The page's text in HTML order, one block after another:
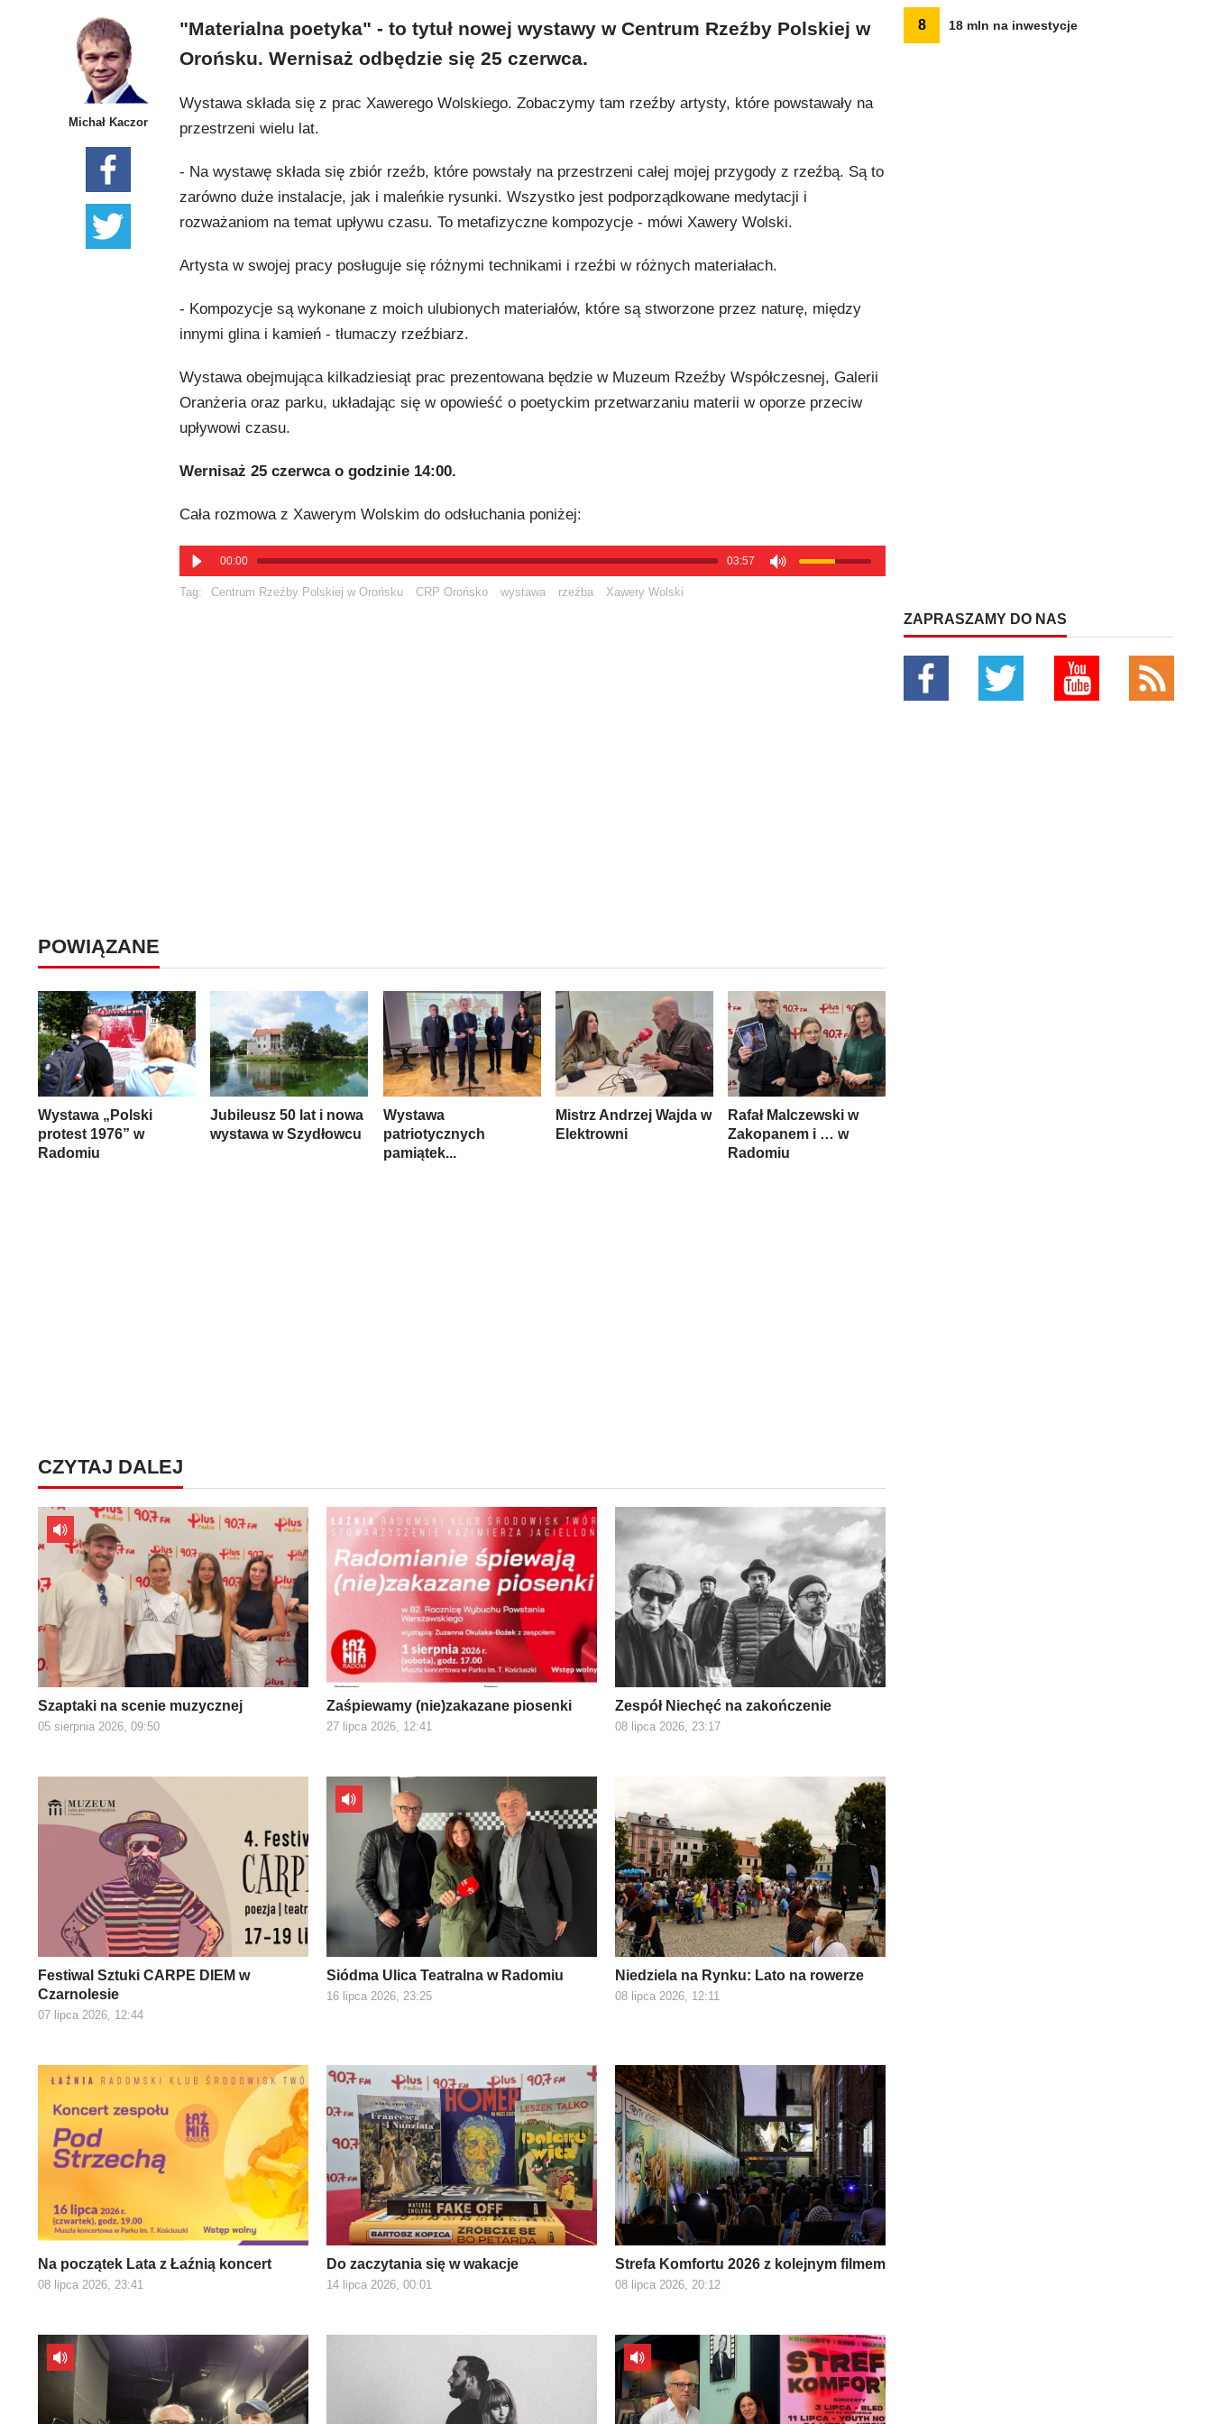
Michał Kaczor
"Materialna poetyka" - to tytuł nowej wystawy w Centrum Rzeźby Polskiej w
Orońsku. Wernisaż odbędzie się 25 czerwca.
Wystawa składa się z prac Xawerego Wolskiego. Zobaczymy tam rzeźby artysty, które powstawały na
przestrzeni wielu lat.
- Na wystawę składa się zbiór rzeźb, które powstały na przestrzeni całej mojej przygody z rzeźbą. Są to
zarówno duże instalacje, jak i maleńkie rysunki. Wszystko jest podporządkowane medytacji i
rozważaniom na temat upływu czasu. To metafizyczne kompozycje - mówi Xawery Wolski.
Artysta w swojej pracy posługuje się różnymi technikami i rzeźbi w różnych materiałach.
- Kompozycje są wykonane z moich ulubionych materiałów, które są stworzone przez naturę, między
innymi glina i kamień - tłumaczy rzeźbiarz.
Wystawa obejmująca kilkadziesiąt prac prezentowana będzie w Muzeum Rzeźby Współczesnej, Galerii
Oranżeria oraz parku, układając się w opowieść o poetyckim przetwarzaniu materii w oporze przeciw
upływowi czasu.
Wernisaż 25 czerwca o godzinie 14:00.
Cała rozmowa z Xawerym Wolskim do odsłuchania poniżej:
00:00 03:57
Tag: Centrum Rzeźby Polskiej w Orońsku CRP Orońsko wystawa rzeźba Xawery Wolski
POWIĄZANE
Wystawa „Polski
protest 1976” w
Radomiu
Jubileusz 50 lat i nowa
wystawa w Szydłowcu
Wystawa
patriotycznych
pamiątek...
Mistrz Andrzej Wajda w
Elektrowni
Rafał Malczewski w
Zakopanem i … w
Radomiu
CZYTAJ DALEJ
Szaptaki na scenie muzycznej
05 sierpnia 2026, 09:50
Zaśpiewamy (nie)zakazane piosenki
27 lipca 2026, 12:41
Zespół Niechęć na zakończenie
08 lipca 2026, 23:17
Festiwal Sztuki CARPE DIEM w
Czarnolesie
07 lipca 2026, 12:44
Siódma Ulica Teatralna w Radomiu
16 lipca 2026, 23:25
Niedziela na Rynku: Lato na rowerze
08 lipca 2026, 12:11
Na początek Lata z Łaźnią koncert
08 lipca 2026, 23:41
Do zaczytania się w wakacje
14 lipca 2026, 00:01
Strefa Komfortu 2026 z kolejnym filmem
08 lipca 2026, 20:12
8 18 mln na inwestycje
ZAPRASZAMY DO NAS